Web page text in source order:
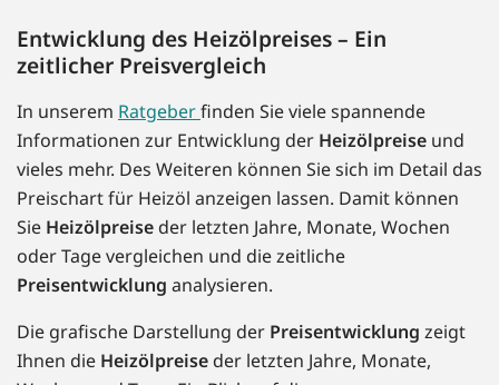
Entwicklung des Heizölpreises – Ein
zeitlicher Preisvergleich
In unserem Ratgeberfinden Sie viele spannende
Informationen zur Entwicklung der Heizölpreise und
vieles mehr. Des Weiteren können Sie sich im Detail das
Preischart für Heizöl anzeigen lassen. Damit können
Sie Heizölpreise der letzten Jahre, Monate, Wochen
oder Tage vergleichen und die zeitliche
Preisentwicklung analysieren.
Die grafische Darstellung der Preisentwicklung zeigt
Ihnen die Heizölpreise der letzten Jahre, Monate,